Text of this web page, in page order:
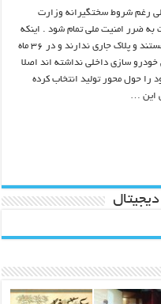
رغم شروط سختگیرانه وزارت
ضرر امنیت ملی تمام شود . اینکه
حدود ۸ میلیون نفر دارای گواهینامه رانندگی هستند و پلاک جاری ندارند و در ۳۶ ماه
سازی داخلی نداشته اند اصلا
را حول محور تولید انتخاب کرده
این …